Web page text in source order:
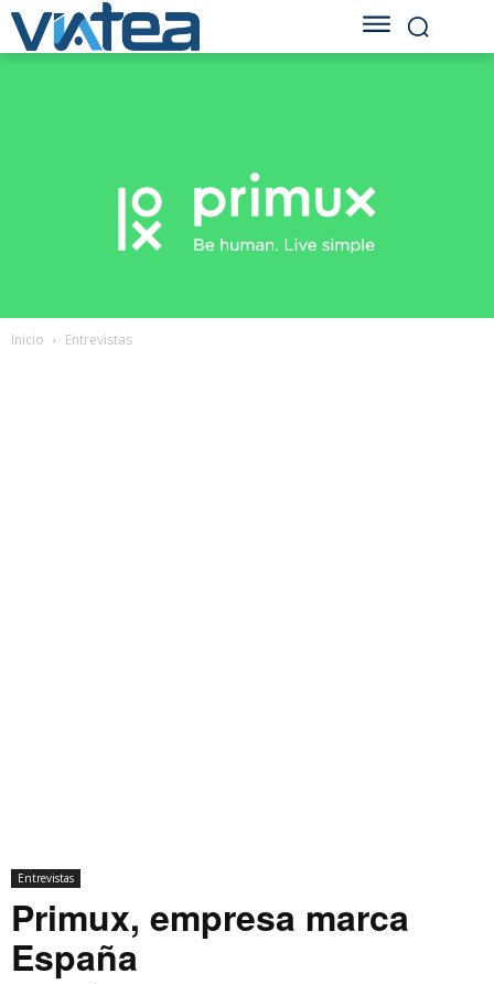
Inicio Entrevistas
Entrevistas
Primux, empresa marca
España